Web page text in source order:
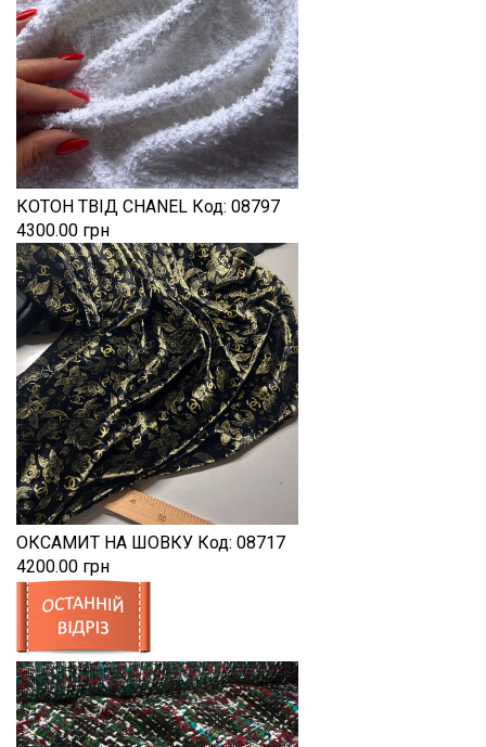
КОТОН ТВІД CHANEL Код: 08797
4300.00 грн
ОКСАМИТ НА ШОВКУ Код: 08717
4200.00 грн